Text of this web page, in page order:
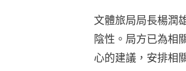
文體旅局局長楊潤
陰性。局方已為相
心的建議，安排相